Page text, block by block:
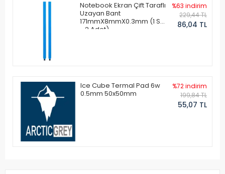
Notebook Ekran Çift Taraflı
Uzayan Bant
171mmX8mmX0.3mm (1 Set
- 2 Adet)
%63 indirim
229,44 TL
86,04 TL
Ice Cube Termal Pad 6w
0.5mm 50x50mm
%72 indirim
199,84 TL
55,07 TL